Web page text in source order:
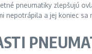
pneumatiky zlepšujú
nepotrápila a jej koniec